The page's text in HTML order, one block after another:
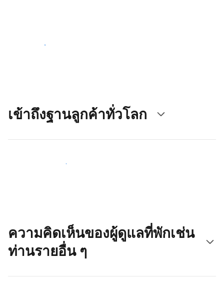
เริ่มต้นตั้งแต่วันนี้
เข้าถึงฐานลูกค้าทั่วโลก
เข้าถึงลูกค้าใหม่ ๆ ตั้งแต่วันนี้
ความคิดเห็นของผู้ดูแลที่พักเช่น
ท่านรายอื่น ๆ